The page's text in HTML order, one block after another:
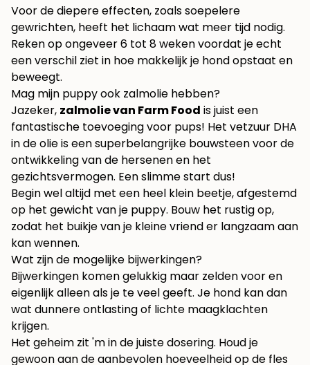
Voor de diepere effecten, zoals soepelere
gewrichten, heeft het lichaam wat meer tijd nodig.
Reken op ongeveer 6 tot 8 weken voordat je echt
een verschil ziet in hoe makkelijk je hond opstaat en
beweegt.
Mag mijn puppy ook zalmolie hebben?
Jazeker, zalmolie van Farm Food is juist een
fantastische toevoeging voor pups! Het vetzuur DHA
in de olie is een superbelangrijke bouwsteen voor de
ontwikkeling van de hersenen en het
gezichtsvermogen. Een slimme start dus!
Begin wel altijd met een heel klein beetje, afgestemd
op het gewicht van je puppy. Bouw het rustig op,
zodat het buikje van je kleine vriend er langzaam aan
kan wennen.
Wat zijn de mogelijke bijwerkingen?
Bijwerkingen komen gelukkig maar zelden voor en
eigenlijk alleen als je te veel geeft. Je hond kan dan
wat dunnere ontlasting of lichte maagklachten
krijgen.
Het geheim zit 'm in de juiste dosering. Houd je
gewoon aan de aanbevolen hoeveelheid op de fles